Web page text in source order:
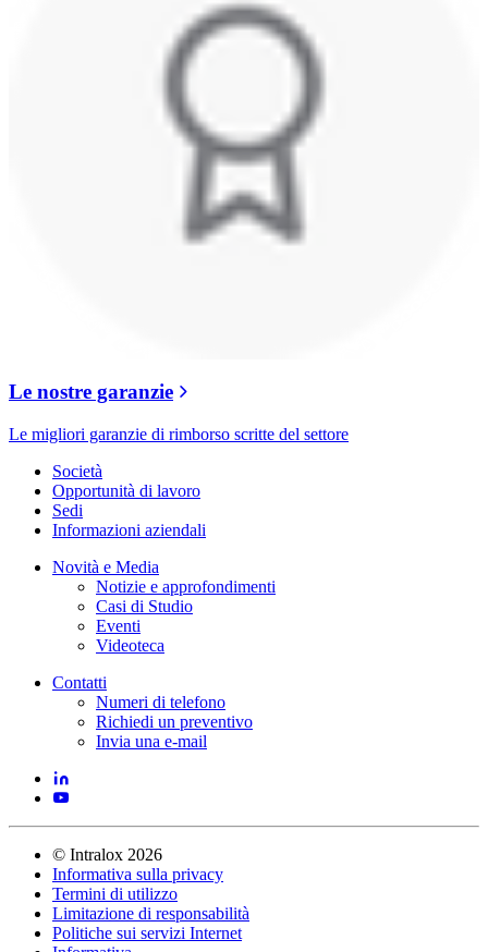
Le nostre garanzie
Le migliori garanzie di rimborso scritte del settore
Società
Opportunità di lavoro
Sedi
Informazioni aziendali
Novità e Media
Notizie e approfondimenti
Casi di Studio
Eventi
Videoteca
Contatti
Numeri di telefono
Richiedi un preventivo
Invia una e-mail
© Intralox 2026
Informativa sulla privacy
Termini di utilizzo
Limitazione di responsabilità
Politiche sui servizi Internet